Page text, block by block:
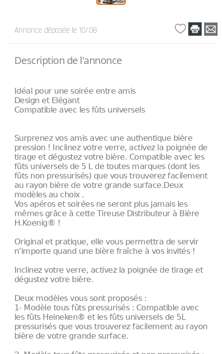
Annonce déposée le 10/08
Description de l'annonce
Idéal pour une soirée entre amis
Design et Elégant
Compatible avec les fûts universels
Surprenez vos amis avec une authentique bière
pression ! Inclinez votre verre, activez la poignée de
tirage et dégustez votre bière. Compatible avec les
fûts universels de 5 L de toutes marques (dont les
fûts non pressurisés) que vous trouverez facilement
au rayon bière de votre grande surface.Deux
modèles au choix .
Vos apéros et soirées ne seront plus jamais les
mêmes grâce à cette Tireuse Distributeur à Bière
H.Koenig® !
Original et pratique, elle vous permettra de servir
n’importe quand une bière fraîche à vos invités !
Inclinez votre verre, activez la poignée de tirage et
dégustez votre bière.
Deux modèles vous sont proposés :
1- Modèle tous fûts pressurisés : Compatible avec
les fûts Heineken® et les fûts universels de 5L
pressurisés que vous trouverez facilement au rayon
bière de votre grande surface.